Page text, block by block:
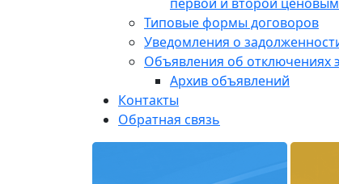
Типовые формы договоров
Уведомления о
Объявления об отключениях
Архив объявлений
Контакты
Обратная связь